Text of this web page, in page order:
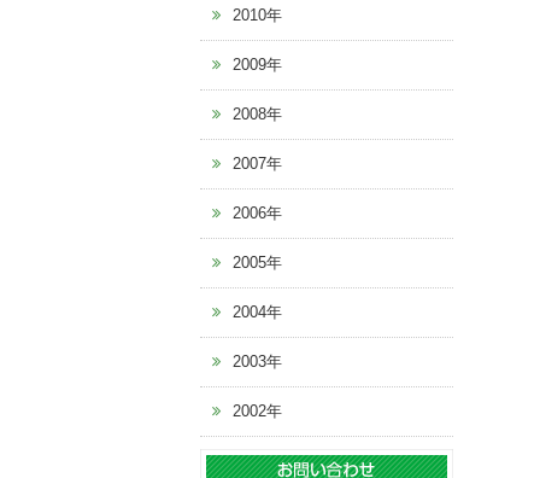
2010年
2009年
2008年
2007年
2006年
2005年
2004年
2003年
2002年